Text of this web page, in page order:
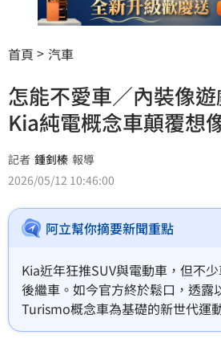
首頁 汽車
怎能不愛車／內裝像
Kia純電概念車顛覆想
記者 鍾釗榛 報導
2026/05/12 10:46:00
阿立幫你摘要新聞重點
Kia近年狂推SUV與電動車，但不
後繼車。如今官方終於鬆口，透露
Turismo概念車為基礎的新世代運
目標就是延續品牌性能跑房車血統